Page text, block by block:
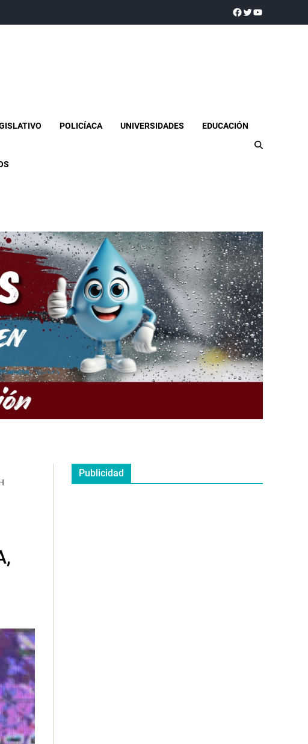
POLICÍACA UNIVERSIDADES EDUCACIÓN
Publicidad